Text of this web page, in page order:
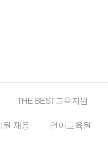
THE BEST교육지원
원 채용 언어교육원